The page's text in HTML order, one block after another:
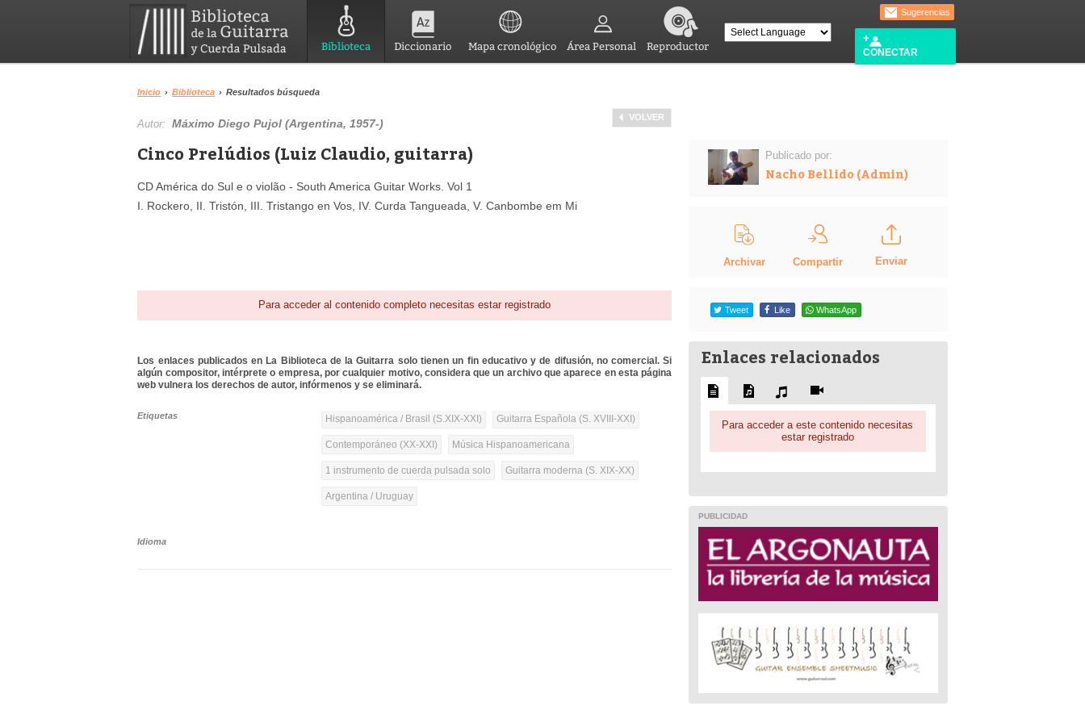
Biblioteca Diccionario Mapa cronológico Área Personal Reproductor
Sugerencias
CONECTAR
Inicio › Biblioteca › Resultados búsqueda
VOLVER
Autor:Máximo Diego Pujol (Argentina, 1957-)
Cinco Prelúdios (Luiz Claudio, guitarra)
CD América do Sul e o violão - South America Guitar Works. Vol 1
I. Rockero, II. Tristón, III. Tristango en Vos, IV. Curda Tangueada, V. Canbombe em Mi
Para acceder al contenido completo necesitas estar registrado
Los enlaces publicados en La Biblioteca de la Guitarra solo tienen un fin educativo y de difusión, no comercial. Si
algún compositor, intérprete o empresa, por cualquier motivo, considera que un archivo que aparece en esta página
web vulnera los derechos de autor, infórmenos y se eliminará.
Etiquetas Hispanoamérica / Brasil (S.XIX-XXI) Guitarra Española (S. XVIII-XXI)
Contemporáneo (XX-XXI) Música Hispanoamericana
1 instrumento de cuerda pulsada solo Guitarra moderna (S. XIX-XX)
Argentina / Uruguay
Idioma
Publicado por:
Nacho Bellido (Admin)
Archivar Compartir Enviar
Tweet Like WhatsApp
Enlaces relacionados
Para acceder a este contenido necesitas
estar registrado
PUBLICIDAD